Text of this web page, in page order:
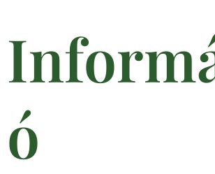
ó